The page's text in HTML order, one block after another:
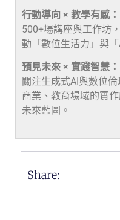
行動導向 × 教學有感：
500+場講座與工作坊
動「數位生活力」與
預見未來 × 實踐智慧：
關注生成式AI與數位
商業、教育場域的實
未來藍圖。
Share: